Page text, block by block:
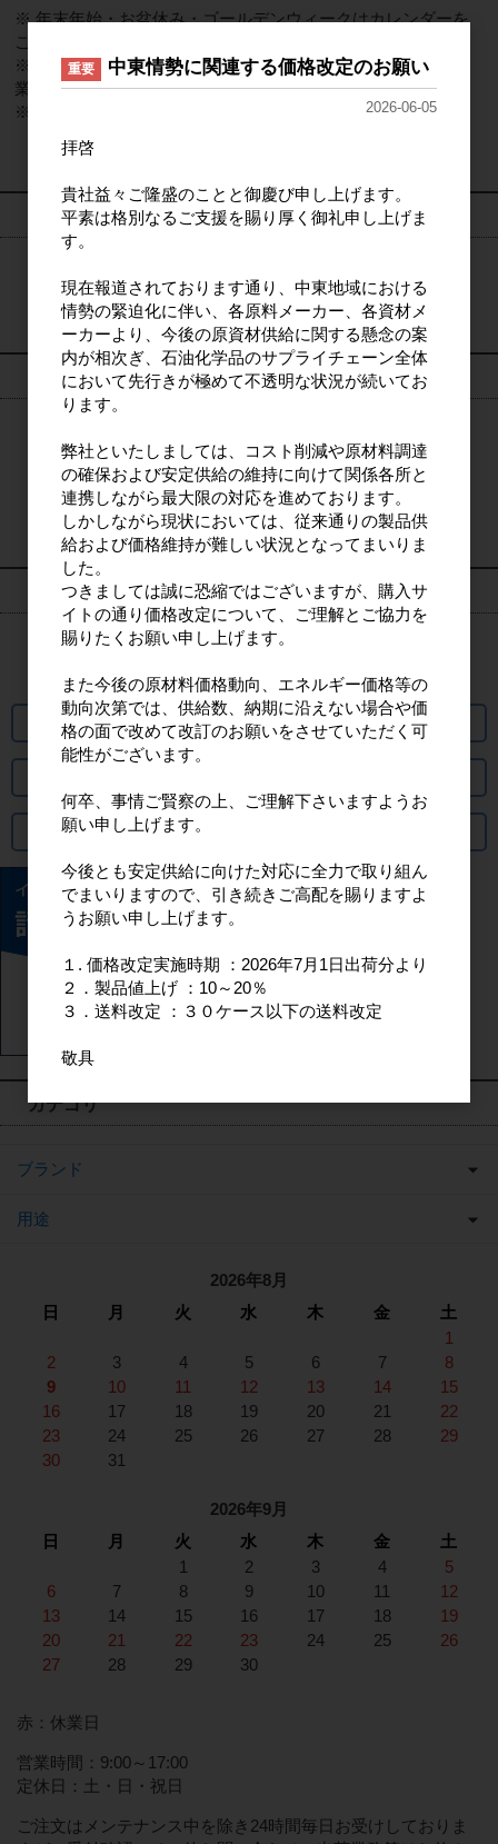
※ 年末年始・お盆休み・ゴールデンウィークはカレンダーを
ご覧ください。
※ 営業時間外のご注文・お問い合わせにつきましては、翌営
業日からの順次対応となりますので、予めご了承ください。
※ ご不明な点はお気軽にお問い合わせくださいませ。
検索
検索
ログイン
ログイン
新規会員登録
カート情報
パスワード再発行
カテゴリ
ブランド
用途
2026年8月
日
月 火 水 木 金
土
1
2
3 4 5 6 7
8
9
10 11 12 13 14
15
16
17 18 19 20 21
22
23
24 25 26 27 28
29
30
31
2026年9月
日
月 火 水 木 金
土
1
2 3 4
5
6
7 8 9 10 11
12
13
14 15 16 17 18
19
20
21 22 23 24 25
26
27
28 29 30
赤：休業日
営業時間：9:00～17:00
定休日：土・日・祝日
ご注文はメンテナンス中を除き24時間毎日お受けしておりま
重要 中東情勢に関連する価格改定のお願い
2026-06-05
拝啓
貴社益々ご隆盛のことと御慶び申し上げます。
平素は格別なるご支援を賜り厚く御礼申し上げま
す。
現在報道されております通り、中東地域における
情勢の緊迫化に伴い、各原料メーカー、各資材メ
ーカーより、今後の原資材供給に関する懸念の案
内が相次ぎ、石油化学品のサプライチェーン全体
において先行きが極めて不透明な状況が続いてお
ります。
弊社といたしましては、コスト削減や原材料調達
の確保および安定供給の維持に向けて関係各所と
連携しながら最大限の対応を進めております。
しかしながら現状においては、従来通りの製品供
給および価格維持が難しい状況となってまいりま
した。
つきましては誠に恐縮ではございますが、購入サ
イトの通り価格改定について、ご理解とご協力を
賜りたくお願い申し上げます。
また今後の原材料価格動向、エネルギー価格等の
動向次第では、供給数、納期に沿えない場合や価
格の面で改めて改訂のお願いをさせていただく可
能性がございます。
何卒、事情ご賢察の上、ご理解下さいますようお
願い申し上げます。
今後とも安定供給に向けた対応に全力で取り組ん
でまいりますので、引き続きご高配を賜りますよ
うお願い申し上げます。
１. 価格改定実施時期 ：2026年7月1日出荷分より
２．製品値上げ ：10～20％
３．送料改定 ：３０ケース以下の送料改定
敬具